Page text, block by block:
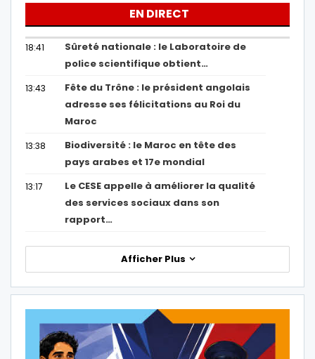
EN DIRECT
18:41
Sûreté nationale : le Laboratoire de
police scientifique obtient…
13:43
Fête du Trône : le président angolais
adresse ses félicitations au Roi du
Maroc
13:38
Biodiversité : le Maroc en tête des
pays arabes et 17e mondial
13:17
Le CESE appelle à améliorer la qualité
des services sociaux dans son
rapport…
Afficher Plus